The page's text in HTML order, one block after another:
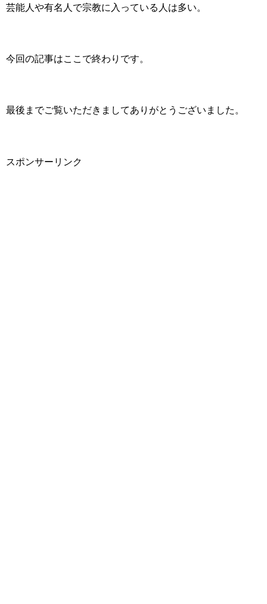
芸能人や有名人で宗教に入っている人は多い。
今回の記事はここで終わりです。
最後までご覧いただきましてありがとうございました。
スポンサーリンク